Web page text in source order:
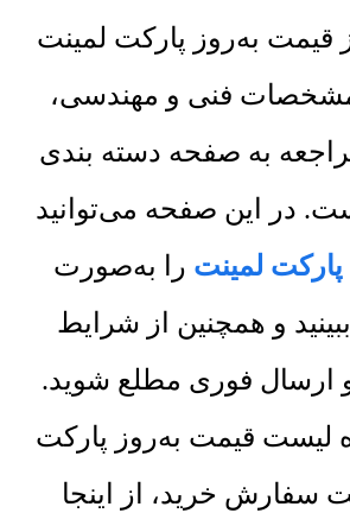
قیمت به‌روز پارکت لمینت
فنی و مهندسی،
به صفحه دسته بندی
در این صفحه می‌توانید
پارکت لمینت را به‌صورت
و همچنین از شرایط
ارسال فوری مطلع شوید.
لیست قیمت به‌روز پارکت
سفارش خرید، از اینجا